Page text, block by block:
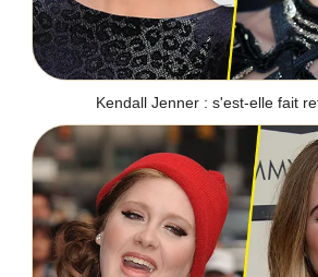
Kendall Jenner : s'est-elle fait